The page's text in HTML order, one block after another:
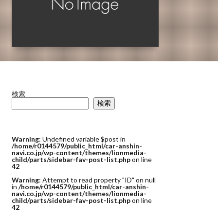
検索
検索
Warning: Undefined variable $post in
/home/r0144579/public_html/car-anshin-
navi.co.jp/wp-content/themes/lionmedia-
child/parts/sidebar-fav-post-list.phpon line
42
Warning: Attempt to read property "ID" on null
in /home/r0144579/public_html/car-anshin-
navi.co.jp/wp-content/themes/lionmedia-
child/parts/sidebar-fav-post-list.phpon line
42